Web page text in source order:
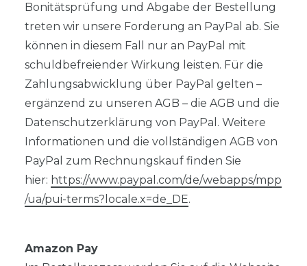
Bonitätsprüfung und Abgabe der Bestellung
treten wir unsere Forderung an PayPal ab. Sie
können in diesem Fall nur an PayPal mit
schuldbefreiender Wirkung leisten. Für die
Zahlungsabwicklung über PayPal gelten –
ergänzend zu unseren AGB – die AGB und die
Datenschutzerklärung von PayPal. Weitere
Informationen und die vollständigen AGB von
PayPal zum Rechnungskauf finden Sie
hier: https://www.paypal.com/de/webapps/mpp
/ua/pui-terms?locale.x=de_DE.
Amazon Pay